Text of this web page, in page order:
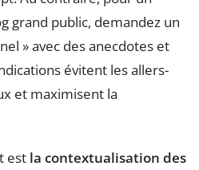
grand public, demandez un
» avec des anecdotes et
évitent les allers-
et maximisent la
est la contextualisation des